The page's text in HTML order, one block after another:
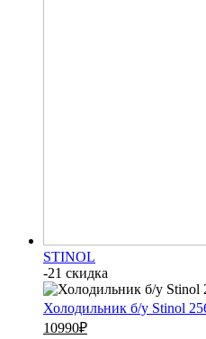
STINOL
-21 скидка
Холодильник б/у Stinol
10990₽